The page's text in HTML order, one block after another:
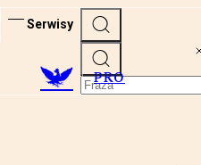
Serwisy
PRO